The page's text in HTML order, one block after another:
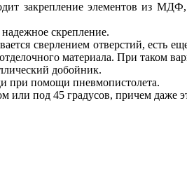
закрепление элементов из
скрепление.
сверлением отверстий, есть
материала. При таком
добойник.
при помощи пневмопистолета.
под 45 градусов, причем даже